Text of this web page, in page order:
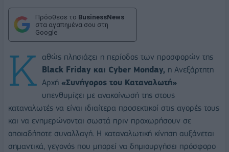
Πρόσθεσε το BusinessNews
στα αγαπημένα σου στη
Google
Κ αθώς πλησιάζει η περίοδος των προσφορών της
Black Friday και Cyber Monday, η Ανεξάρτητη
Αρχή «Συνήγορος του Καταναλωτή»
υπενθυμίζει με ανακοίνωσή της στους
καταναλωτές να είναι ιδιαίτερα προσεκτικοί στις αγορές τους
και να ενημερώνονται σωστά πριν προχωρήσουν σε
οποιαδήποτε συναλλαγή. Η καταναλωτική κίνηση αυξάνεται
σημαντικά, γεγονός που μπορεί να δημιουργήσει πρόσφορο